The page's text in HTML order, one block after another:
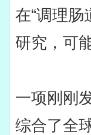
在“调理
研究，可
一项刚刚
综合了全